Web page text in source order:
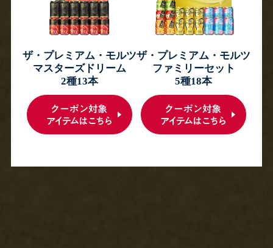
ザ・プレミアム・モルツ
マスターズドリーム
2種13本
ザ・プレミアム・モルツ
ファミリーセット
5種18本